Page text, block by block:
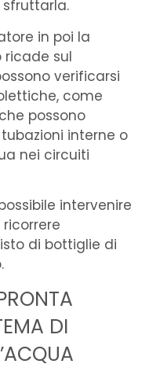
in poi la
ricade sul
verificarsi
come
possono
interne o
nei circuiti
intervenire
di bottiglie di
DI